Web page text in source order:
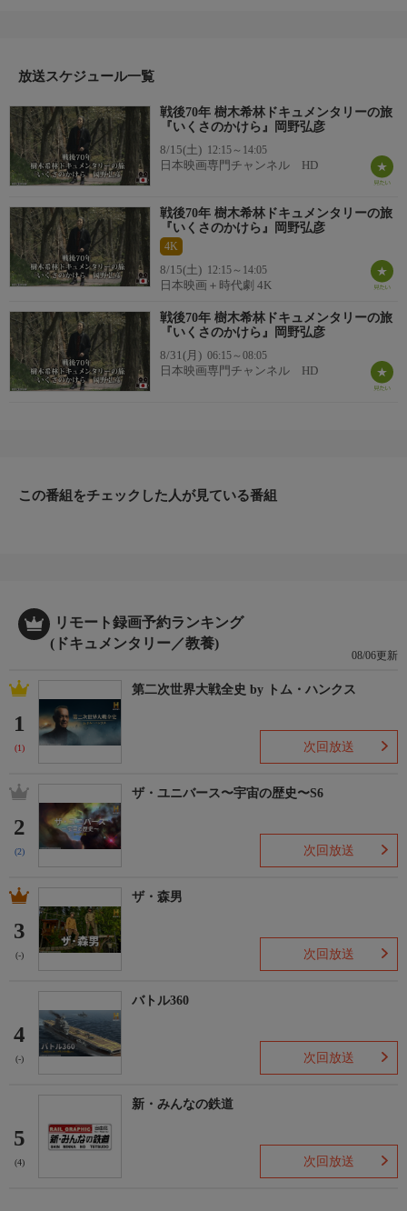
制作したドキュメンタリー『いくさのかけら』を全編放送し、樹
番組詳細
そして、ゲストに歌人の岡野弘彦を迎え、番組のこと、戦争につ
いて対談していく。
『いくさのかけら』（2005年・東海テレビ放送制作）
の痕跡を、「いま」と「家族」に焦点をあて、四つの物語を、一
本の番組にまとめて放送する。サブタイトルは、『伝言』『和
解』『約束』『慰霊』。
番組詳細
番組詳細内容2
そのうちのひとつ、『慰霊』では、終戦間際、愛知県豊川市の兵
器工場が、アメリカ軍の空襲にあい、学生を含む2，500人が、犠
放送スケジュール一覧
戦後70年 樹木希林ドキュメンタリーの旅
『いくさのかけら』岡野弘彦
8/15(土) 12:15～14:05
日本映画専門チャンネル HD
戦後70年 樹木希林ドキュメンタリーの旅
『いくさのかけら』岡野弘彦
4K
8/15(土) 12:15～14:05
日本映画＋時代劇 4K
戦後70年 樹木希林ドキュメンタリーの旅
『いくさのかけら』岡野弘彦
8/31(月) 06:15～08:05
日本映画専門チャンネル HD
この番組をチェックした人が見ている番組
リモート録画予約ランキング
(ドキュメンタリー／教養)
08/06更新
1
(1)
第二次世界大戦全史 by トム・ハンクス
次回放送
2
(2)
ザ・ユニバース〜宇宙の歴史〜S6
次回放送
3
(-)
ザ・森男
次回放送
4
(-)
バトル360
次回放送
5
(4)
新・みんなの鉄道
次回放送